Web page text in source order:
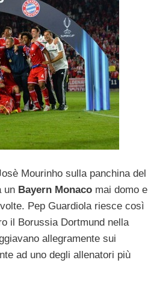
Mourinho sulla panchina del
un Bayern Monaco mai domo e
Pep Guardiola riesce così
il Borussia Dortmund nella
allegramente sui
ad uno degli allenatori più